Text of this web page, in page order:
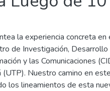
la experiencia concreta en
de Investigación, Desarrollo
y las Comunicaciones
(UTP). Nuestro camino en
los lineamientos de esta